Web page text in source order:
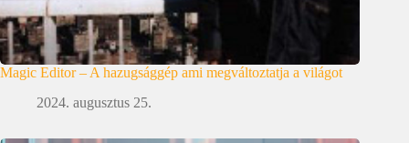
Magic Editor – A hazugsággép ami megváltoztatja a világot
2024. augusztus 25.